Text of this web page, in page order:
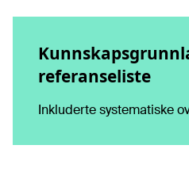
referanseliste
Inkluderte systematiske